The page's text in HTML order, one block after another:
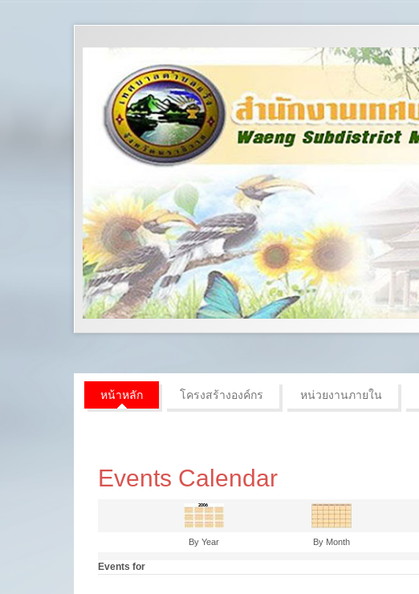
หน้าหลัก โครงสร้างองค์กร หน่วยงานภายใน
Events Calendar
By Year By Month
Events for